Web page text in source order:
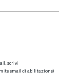
scrivi
email di abilitazione)